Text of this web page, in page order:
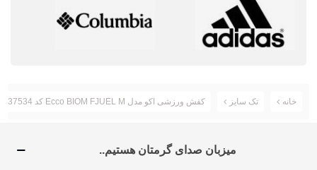
خانه تک سایز کفش ورزشی اکو مدل Ecco BIOM FJUEL M کد 837534-02058
میزبان صدای گرمتان هستیم..